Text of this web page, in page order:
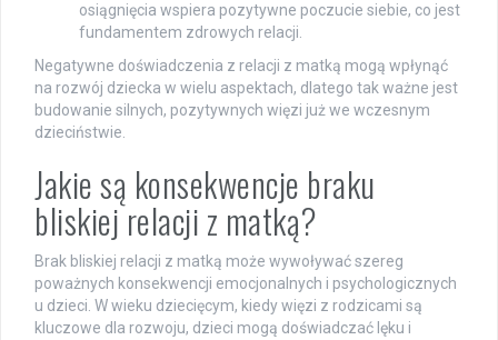
osiągnięcia wspiera pozytywne poczucie siebie, co jest
fundamentem zdrowych relacji.
Negatywne doświadczenia z relacji z matką mogą wpłynąć
na rozwój dziecka w wielu aspektach, dlatego tak ważne jest
budowanie silnych, pozytywnych więzi już we wczesnym
dzieciństwie.
Jakie są konsekwencje braku
bliskiej relacji z matką?
Brak bliskiej relacji z matką może wywoływać szereg
poważnych konsekwencji emocjonalnych i psychologicznych
u dzieci. W wieku dziecięcym, kiedy więzi z rodzicami są
kluczowe dla rozwoju, dzieci mogą doświadczać lęku i